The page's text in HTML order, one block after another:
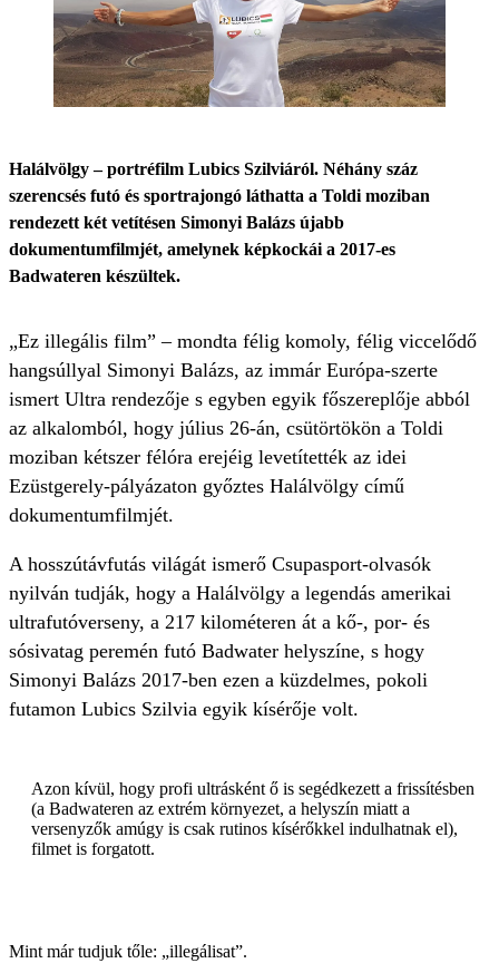
Halálvölgy – portréfilm Lubics Szilviáról. Néhány száz
szerencsés futó és sportrajongó láthatta a Toldi moziban
rendezett két vetítésen Simonyi Balázs újabb
dokumentumfilmjét, amelynek képkockái a 2017-es
Badwateren készültek.
„Ez illegális film” – mondta félig komoly, félig viccelődő
hangsúllyal Simonyi Balázs, az immár Európa-szerte
ismert Ultra rendezője s egyben egyik főszereplője abból
az alkalomból, hogy július 26-án, csütörtökön a Toldi
moziban kétszer félóra erejéig levetítették az idei
Ezüstgerely-pályázaton győztes Halálvölgy című
dokumentumfilmjét.
A hosszútávfutás világát ismerő Csupasport-olvasók
nyilván tudják, hogy a Halálvölgy a legendás amerikai
ultrafutóverseny, a 217 kilométeren át a kő-, por- és
sósivatag peremén futó Badwater helyszíne, s hogy
Simonyi Balázs 2017-ben ezen a küzdelmes, pokoli
futamon Lubics Szilvia egyik kísérője volt.
Azon kívül, hogy profi ultrásként ő is segédkezett a frissítésben
(a Badwateren az extrém környezet, a helyszín miatt a
versenyzők amúgy is csak rutinos kísérőkkel indulhatnak el),
filmet is forgatott.
Mint már tudjuk tőle: „illegálisat”.